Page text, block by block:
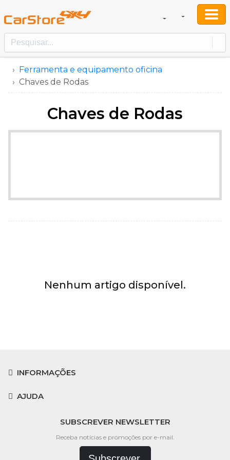
Ferramenta e equipamento oficina
Chaves de Rodas
Chaves de Rodas
Nenhum artigo disponível.
INFORMAÇÕES
AJUDA
SUBSCREVER NEWSLETTER
Receba notícias e promoções por e-mail.